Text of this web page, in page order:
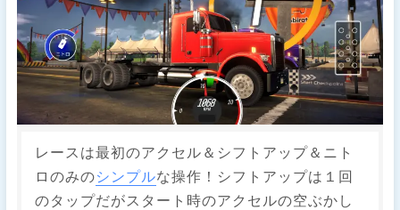
レースは最初のアクセル＆シフトアップ＆ニト
ロのみのシンプルな操作！シフトアップは１回
のタップだがスタート時のアクセルの空ぶかし